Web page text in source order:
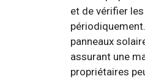
et de vérifier
panneaux
assurant une
propriétaires